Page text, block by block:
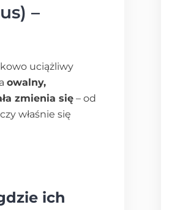
–
uciążliwy
owalny,
zmienia się – od
właśnie się
ich